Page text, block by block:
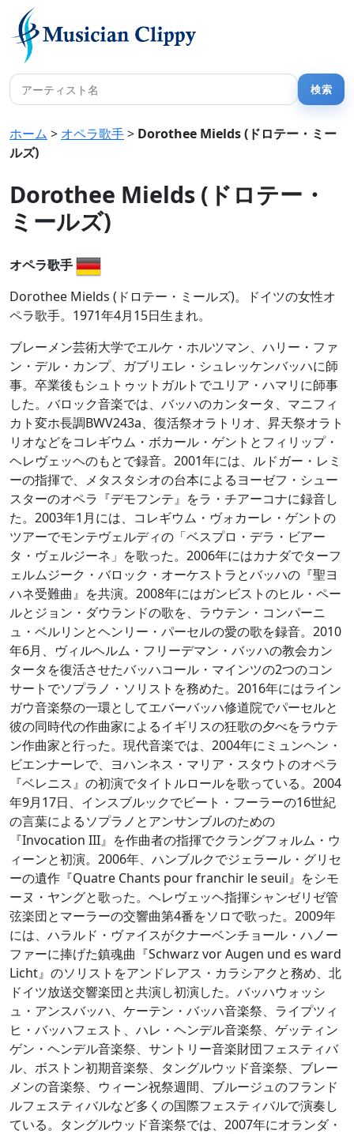
ホーム > オペラ歌手> Dorothee Mields (ドロテー・ミー
ルズ)
Dorothee Mields (ドロテー・
ミールズ)
オペラ歌手
Dorothee Mields (ドロテー・ミールズ)。ドイツの女性オ
ペラ歌手。1971年4月15日生まれ。
ブレーメン芸術大学でエルケ・ホルツマン、ハリー・ファ
ン・デル・カンプ、ガブリエレ・シュレッケンバッハに師
事。卒業後もシュトゥットガルトでユリア・ハマリに師事
した。バロック音楽では、バッハのカンタータ、マニフィ
カト変ホ長調BWV243a、復活祭オラトリオ、昇天祭オラト
リオなどをコレギウム・ボカール・ゲントとフィリップ・
ヘレヴェッヘのもとで録音。2001年には、ルドガー・レミ
ーの指揮で、メタスタシオの台本によるヨーゼフ・シュー
スターのオペラ『デモフンテ』をラ・チアーコナに録音し
た。2003年1月には、コレギウム・ヴォカーレ・ゲントの
ツアーでモンテヴェルディの「ベスプロ・デラ・ビアー
タ・ヴェルジーネ」を歌った。2006年にはカナダでターフ
ェルムジーク・バロック・オーケストラとバッハの『聖ヨ
ハネ受難曲』を共演。2008年にはガンビストのヒル・ペー
ルとジョン・ダウランドの歌を、ラウテン・コンパーニ
ュ・ベルリンとヘンリー・パーセルの愛の歌を録音。2010
年6月、ヴィルヘルム・フリーデマン・バッハの教会カン
タータを復活させたバッハコール・マインツの2つのコン
サートでソプラノ・ソリストを務めた。2016年にはライン
ガウ音楽祭の一環としてエバーバッハ修道院でパーセルと
彼の同時代の作曲家によるイギリスの狂歌の夕べをラウテ
ン作曲家と行った。現代音楽では、2004年にミュンヘン・
ビエンナーレで、ヨハンネス・マリア・スタウトのオペラ
『ベレニス』の初演でタイトルロールを歌っている。2004
年9月17日、インスブルックでビート・フーラーの16世紀
の言葉によるソプラノとアンサンブルのための
『Invocation III』を作曲者の指揮でクラングフォルム・ウ
ィーンと初演。2006年、ハンブルクでジェラール・グリセ
ーの遺作『Quatre Chants pour franchir le seuil』をシモ
ーヌ・ヤングと歌った。ヘレヴェッヘ指揮シャンゼリゼ管
弦楽団とマーラーの交響曲第4番をソロで歌った。2009年
には、ハラルド・ヴァイスがクナーベンチョール・ハノー
ファーに捧げた鎮魂曲『Schwarz vor Augen und es ward
Licht』のソリストをアンドレアス・カラシアクと務め、北
ドイツ放送交響楽団と共演し初演した。バッハウォッシ
ュ・アンスバッハ、ケーテン・バッハ音楽祭、ライプツィ
ヒ・バッハフェスト、ハレ・ヘンデル音楽祭、ゲッティン
ゲン・ヘンデル音楽祭、サントリー音楽財団フェスティバ
ル、ボストン初期音楽祭、タングルウッド音楽祭、ブレー
メンの音楽祭、ウィーン祝祭週間、ブルージュのフランド
ルフェスティバルなど多くの国際フェスティバルで演奏し
ている。タングルウッド音楽祭では、2007年にオランダ・